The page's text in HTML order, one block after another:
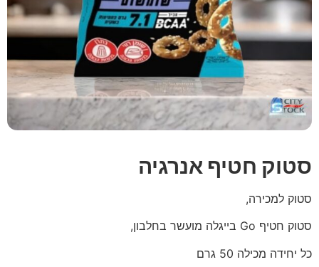
סטוק חטיף אנרגיה
סטוק למכירה,
סטוק חטיף Go בייגלה מועשר בחלבון,
כל יחידה מכילה 50 גרם